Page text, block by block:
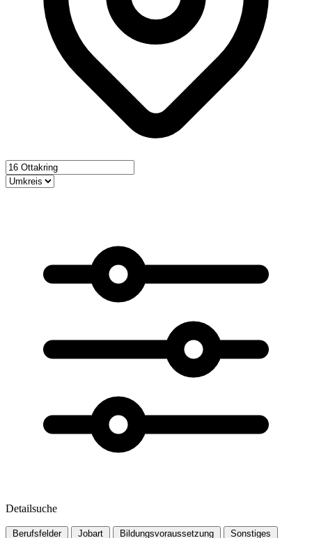
Detailsuche
Berufsfelder Jobart Bildungsvoraussetzung Sonstiges